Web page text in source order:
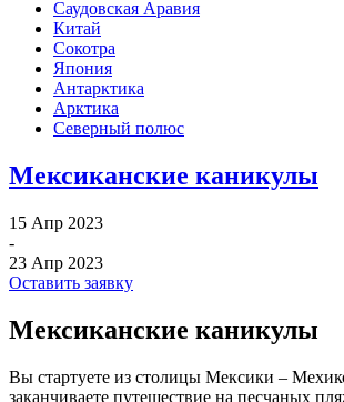
Саудовская Аравия
Китай
Сокотра
Япония
Антарктика
Арктика
Северный полюс
Мексиканские каникулы
15 Апр 2023
-
23 Апр 2023
Оставить заявку
Мексиканские каникулы
Вы стартуете из столицы Мексики –
заканчиваете путешествие на песчаных